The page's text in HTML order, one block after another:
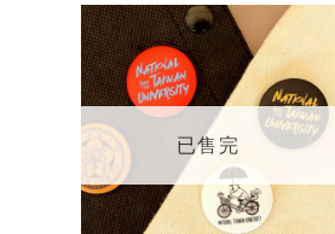
「願
望輕
單」
已售完